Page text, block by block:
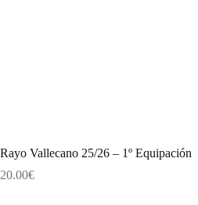
Rayo Vallecano 25/26 – 1º Equipación
20.00€